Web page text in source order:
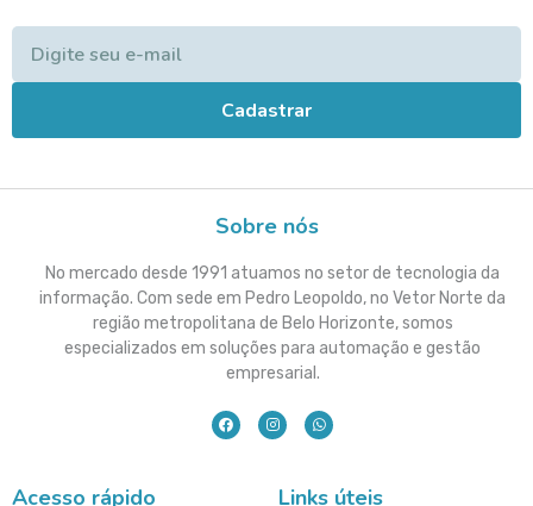
Cadastrar
Sobre nós
No mercado desde 1991 atuamos no setor de tecnologia da
informação. Com sede em Pedro Leopoldo, no Vetor Norte da
região metropolitana de Belo Horizonte, somos
especializados em soluções para automação e gestão
empresarial.
Acesso rápido Links úteis